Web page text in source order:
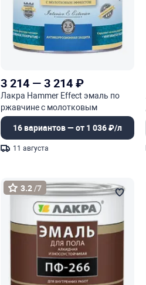
3 214 — 3 214 ₽
Лакра Hammer Effect эмаль по
ржавчине с молотковым
эффектом декоративная
16 вариантов — от 1 036 ₽/л
11 августа
3.2/7